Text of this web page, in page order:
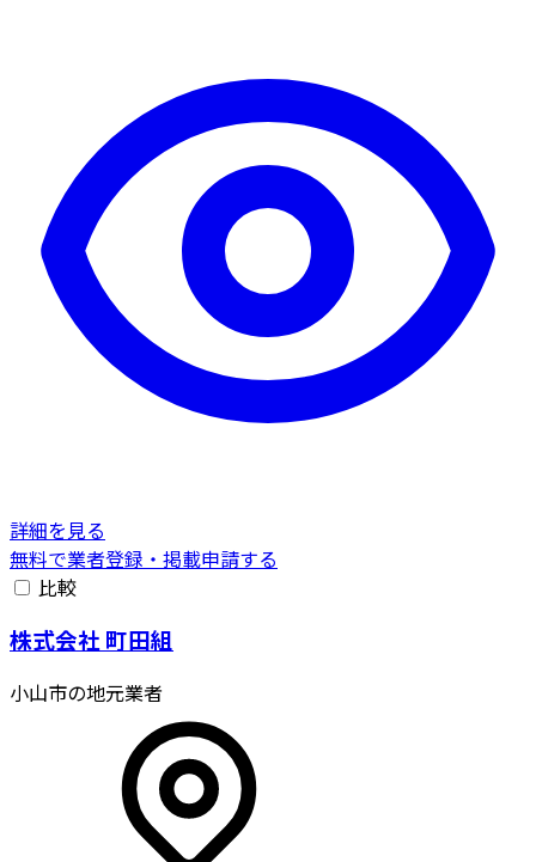
詳細を見る
無料で業者登録・掲載申請する
比較
株式会社 町田組
小山市の地元業者